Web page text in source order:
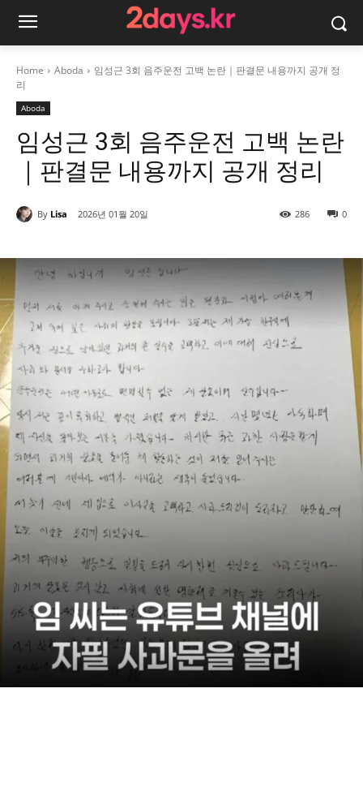
Home Aboda
임성근 3회 음주운전 고백 논란｜판결문 내용까지 공개 정
리
Aboda
임성근 3회 음주운전 고백 논란
｜판결문 내용까지 공개 정리
By Lisa 2026년 01월 20일 0
286